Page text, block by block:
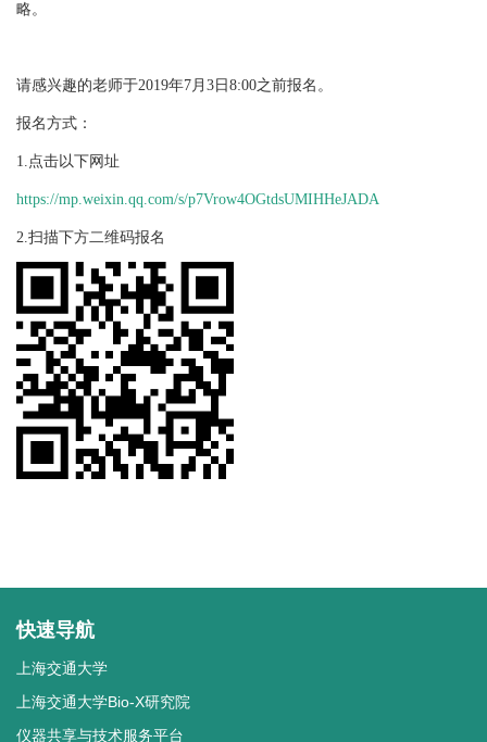
略。
请感兴趣的老师于2019年7月3日8:00之前报名。
报名方式：
1.点击以下网址
https://mp.weixin.qq.com/s/p7Vrow4OGtdsUMIHHeJADA
2.扫描下方二维码报名
快速导航
上海交通大学
上海交通大学Bio-X研究院
仪器共享与技术服务平台